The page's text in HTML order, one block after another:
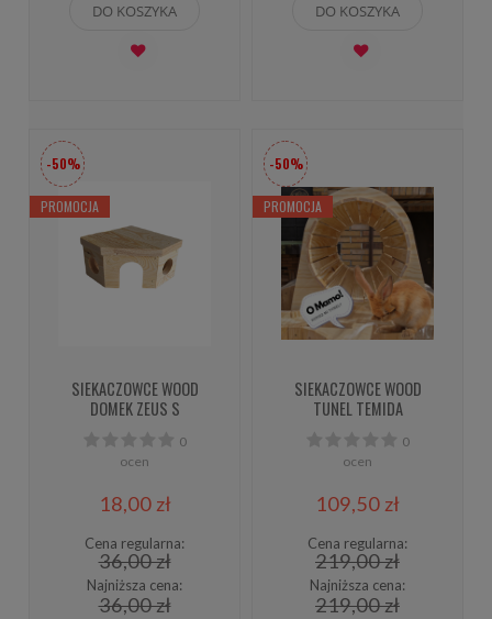
DO KOSZYKA DO KOSZYKA
SIEKACZOWCE WOOD
DOMEK ZEUS S
0
ocen
18,00 zł
Cena regularna:
36,00 zł
Najniższa cena:
36,00 zł
PROMOCJA
-50%
SIEKACZOWCE WOOD
TUNEL TEMIDA
0
ocen
109,50 zł
Cena regularna:
219,00 zł
Najniższa cena:
219,00 zł
PROMOCJA
-50%